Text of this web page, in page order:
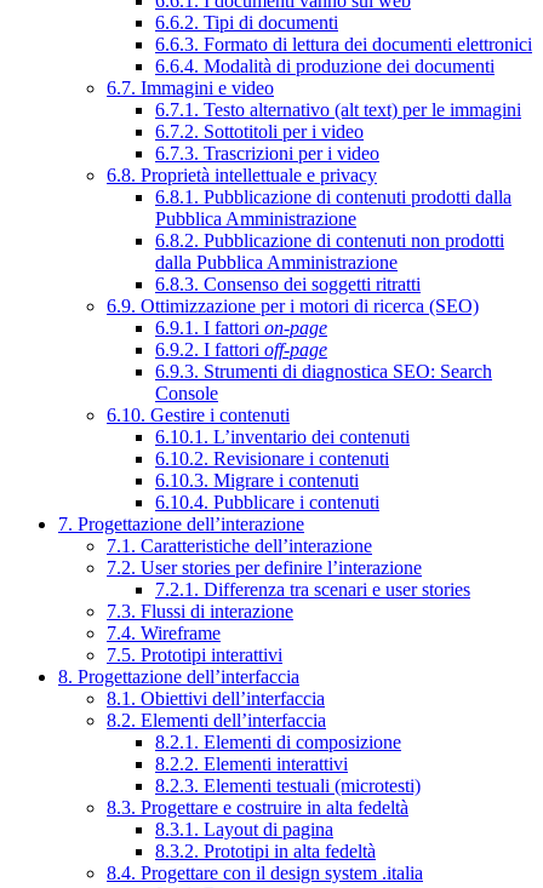
6.6.2. Tipi di documenti
6.6.3. Formato di lettura dei documenti elettronici
6.6.4. Modalità di produzione dei documenti
6.7. Immagini e video
6.7.1. Testo alternativo (alt text) per le immagini
6.7.2. Sottotitoli per i video
6.7.3. Trascrizioni per i video
6.8. Proprietà intellettuale e privacy
6.8.1. Pubblicazione di contenuti prodotti dalla
Pubblica Amministrazione
6.8.2. Pubblicazione di contenuti non prodotti
dalla Pubblica Amministrazione
6.8.3. Consenso dei soggetti ritratti
6.9. Ottimizzazione per i motori di ricerca (SEO)
6.9.1. I fattori on-page
6.9.2. I fattori off-page
6.9.3. Strumenti di diagnostica SEO: Search
Console
6.10. Gestire i contenuti
6.10.1. L’inventario dei contenuti
6.10.2. Revisionare i contenuti
6.10.3. Migrare i contenuti
6.10.4. Pubblicare i contenuti
7. Progettazione dell’interazione
7.1. Caratteristiche dell’interazione
7.2. User stories per definire l’interazione
7.2.1. Differenza tra scenari e user stories
7.3. Flussi di interazione
7.4. Wireframe
7.5. Prototipi interattivi
8. Progettazione dell’interfaccia
8.1. Obiettivi dell’interfaccia
8.2. Elementi dell’interfaccia
8.2.1. Elementi di composizione
8.2.2. Elementi interattivi
8.2.3. Elementi testuali (microtesti)
8.3. Progettare e costruire in alta fedeltà
8.3.1. Layout di pagina
8.3.2. Prototipi in alta fedeltà
8.4. Progettare con il design system .italia